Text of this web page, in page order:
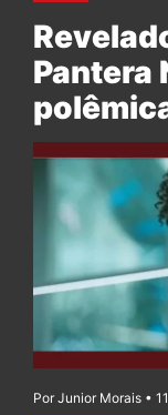
Pantera
Por Junior Morais •